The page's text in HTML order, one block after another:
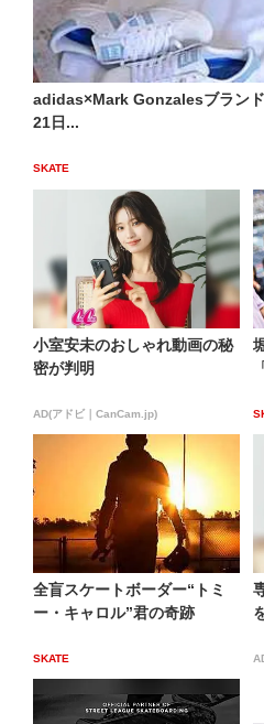
adidas×Mark Gonzalesブラン
21日...
SKATE
小室安未のおしゃれ動画の秘
密が判明
AD(アドビ｜CanCam.jp)
全盲スケートボーダー“トミ
ー・キャロル”君の奇跡
SKATE